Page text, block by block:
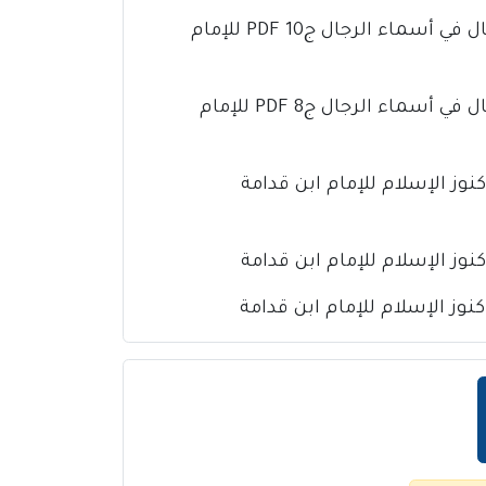
كتاب تذهيب تهذيب الكمال في أسماء الرجال ج10 PDF للإمام
كتاب تذهيب تهذيب الكمال في أسماء الرجال ج8 PDF للإمام